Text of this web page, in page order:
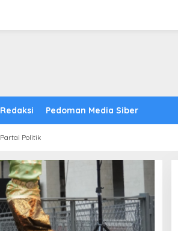
Redaksi Pedoman Media Siber
Partai Politik